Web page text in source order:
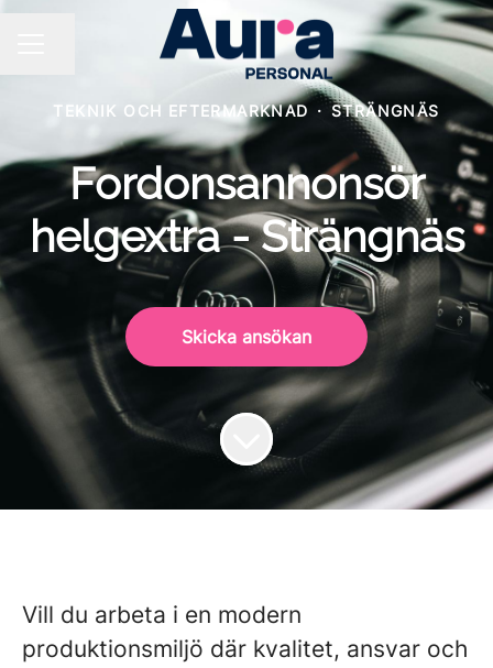
TEKNIK OCH EFTERMARKNAD · STRÄNGNÄS
Fordonsannonsör
helgextra - Strängnäs
Skicka ansökan
Vill du arbeta i en modern
produktionsmiljö där kvalitet, ansvar och